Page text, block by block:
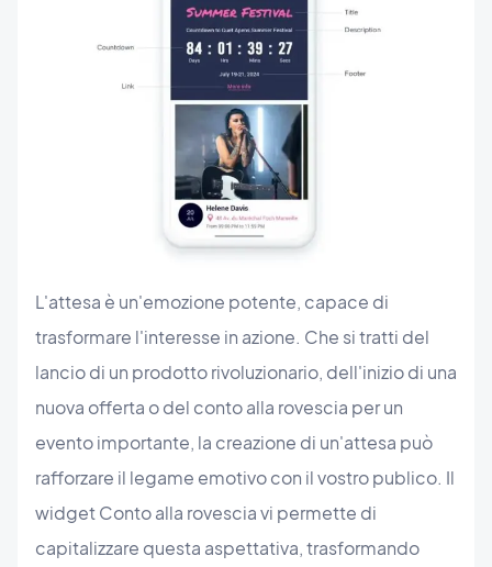
L'attesa è un'emozione potente, capace di
trasformare l'interesse in azione. Che si tratti del
lancio di un prodotto rivoluzionario, dell'inizio di una
nuova offerta o del conto alla rovescia per un
evento importante, la creazione di un'attesa può
rafforzare il legame emotivo con il vostro publico. Il
widget Conto alla rovescia vi permette di
capitalizzare questa aspettativa, trasformando